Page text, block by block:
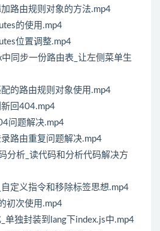
加路由规则对象的方法.mp4
的使用.mp4
位置调整.mp4
中同步一份路由表_让左侧菜单生
配的路由规则对象使用.mp4
新回404.mp4
问题解决.mp4
录路由重复问题解决.mp4
分析_读代码和分析代码解决方
自定义指令和移除标签思想.mp4
初次使用.mp4
_单独封装到lang下index.js中.mp4